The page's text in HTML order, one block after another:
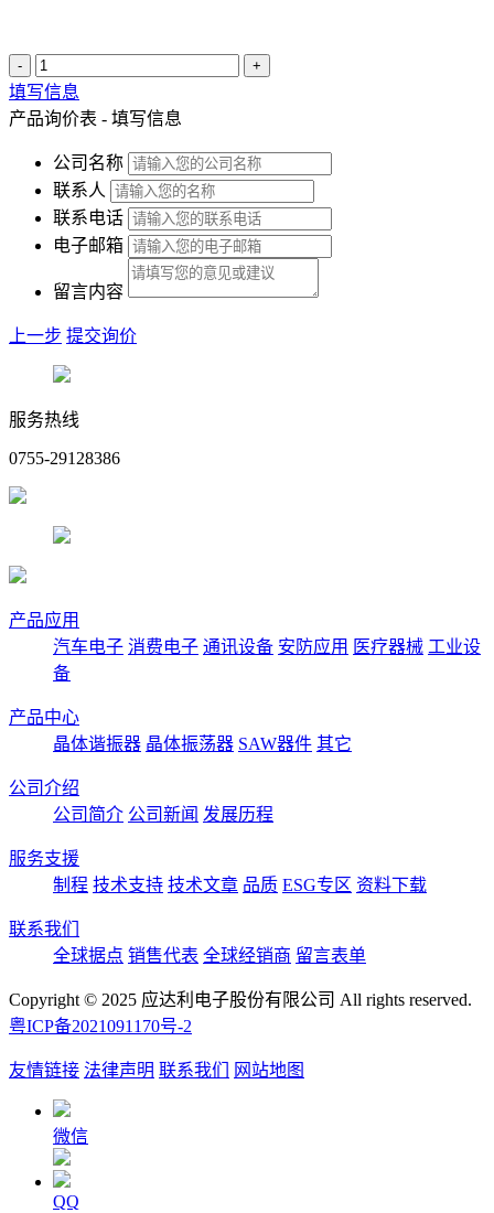
- +
填写信息
产品询价表 - 填写信息
公司名称
联系人
联系电话
电子邮箱
留言内容
上一步 提交询价
服务热线
0755-29128386
产品应用
汽车电子 消费电子 通讯设备 安防应用 医疗器械 工业设
备
产品中心
晶体谐振器 晶体振荡器 SAW器件 其它
公司介绍
公司简介 公司新闻 发展历程
服务支援
制程 技术支持 技术文章 品质 ESG专区 资料下载
联系我们
全球据点 销售代表 全球经销商 留言表单
Copyright © 2025 应达利电子股份有限公司 All rights reserved.
粤ICP备2021091170号-2
友情链接 法律声明 联系我们 网站地图
微信
QQ